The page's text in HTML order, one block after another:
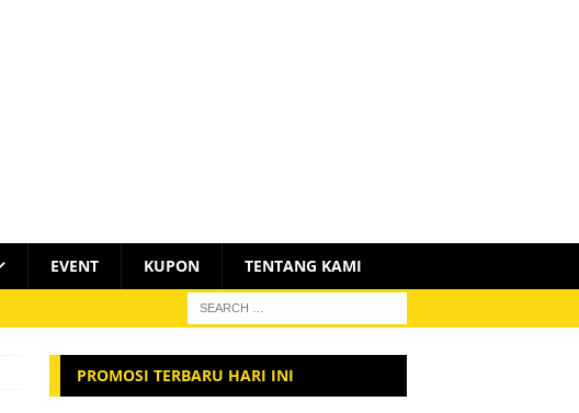
EVENT KUPON TENTANG KAMI
PROMOSI TERBARU HARI INI